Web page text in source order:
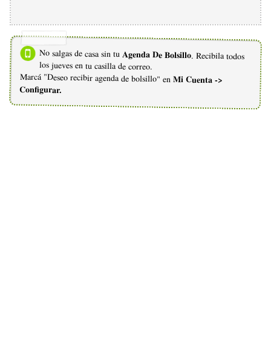
No salgas de casa sin tu Agenda De Bolsillo. Recibila todos
los jueves en tu casilla de correo.
Marcá "Deseo recibir agenda de bolsillo" en Mi Cuenta ->
Configurar.